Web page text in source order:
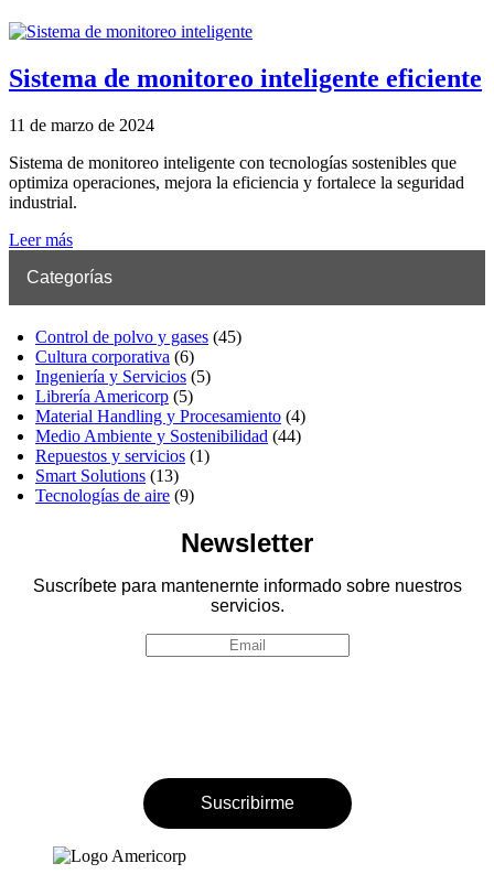
Sistema de monitoreo inteligente eficiente
11 de marzo de 2024
Sistema de monitoreo inteligente con tecnologías sostenibles que
optimiza operaciones, mejora la eficiencia y fortalece la seguridad
industrial.
Leer más
Categorías
Control de polvo y gases (45)
Cultura corporativa (6)
Ingeniería y Servicios (5)
Librería Americorp (5)
Material Handling y Procesamiento (4)
Medio Ambiente y Sostenibilidad (44)
Repuestos y servicios (1)
Smart Solutions (13)
Tecnologías de aire (9)
Newsletter
Suscríbete para mantenernte informado sobre nuestros
servicios.